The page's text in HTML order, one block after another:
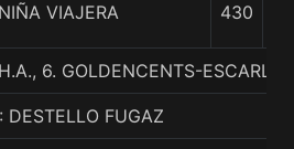
NIÑA VIAJERA 430
6. GOLDENCENTS-
DESTELLO FUGAZ